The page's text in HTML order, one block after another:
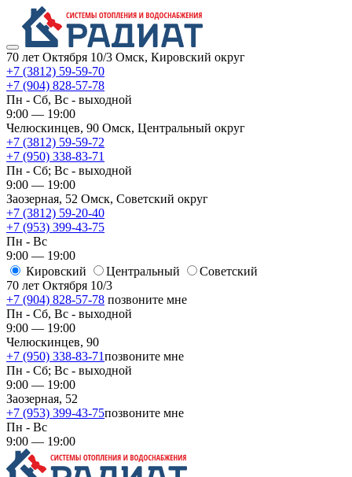
70 лет Октября 10/3 Омск, Кировский округ
+7 (3812) 59-59-70
+7 (904) 828-57-78
Пн - Сб, Вс - выходной
9:00 — 19:00
Челюскинцев, 90 Омск, ​Центральный округ
+7 (3812) 59-59-72
+7 (950) 338-83-71
Пн - Сб; Вс - выходной
9:00 — 19:00
Заозерная, 52 Омск, ​Советский округ
+7 (3812) 59-20-40
+7 (953) 399-43-75
Пн - Вс
9:00 — 19:00
Кировский
​Центральный
​Советский
70 лет Октября 10/3
+7 (904) 828-57-78 позвоните мне
Пн - Сб, Вс - выходной
9:00 — 19:00
Челюскинцев, 90
+7 (950) 338-83-71позвоните мне
Пн - Сб; Вс - выходной
9:00 — 19:00
Заозерная, 52
+7 (953) 399-43-75позвоните мне
Пн - Вс
9:00 — 19:00